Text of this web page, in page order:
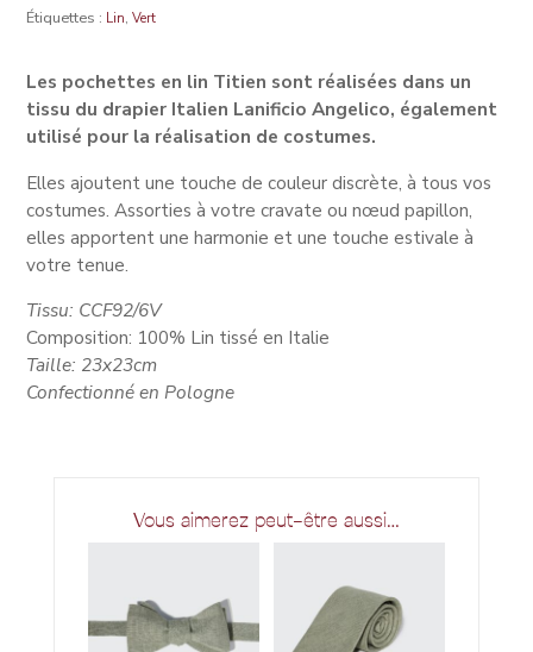
Étiquettes : Lin,Vert
Les pochettes en lin Titien sont réalisées dans un
tissu du drapier Italien Lanificio Angelico, également
utilisé pour la réalisation de costumes.
Elles ajoutent une touche de couleur discrète, à tous vos
costumes. Assorties à votre cravate ou nœud papillon,
elles apportent une harmonie et une touche estivale à
votre tenue.
Tissu: CCF92/6V
Composition: 100% Lin tissé en Italie
Taille: 23x23cm
Confectionné en Pologne
Vous aimerez peut-être aussi…